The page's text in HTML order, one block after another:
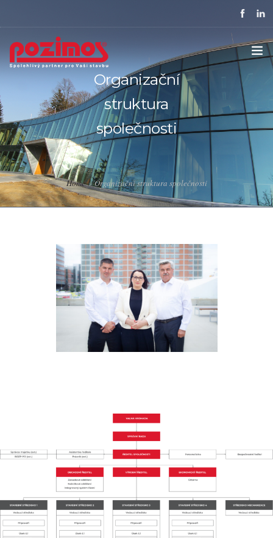
SPOLEČNOST
REFERENCE
KARIÉRA
OSTATNÍ SLUŽBY
PODPORUJEME
Organizační
struktura
společnosti
Home Organizační struktura společnosti